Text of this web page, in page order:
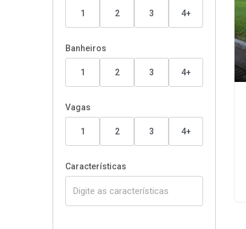
1 2 3 4+
Banheiros
1 2 3 4+
Vagas
1 2 3 4+
Características